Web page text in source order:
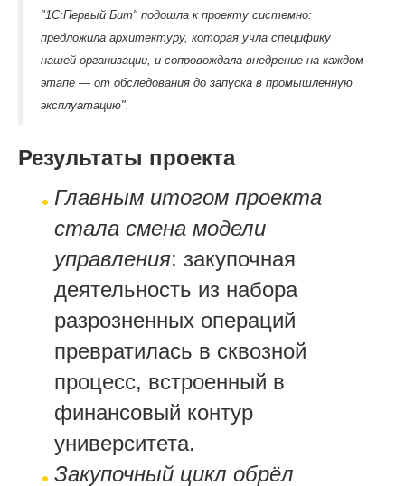
"1С:Первый Бит" подошла к проекту системно:
предложила архитектуру, которая учла специфику
нашей организации, и сопровождала внедрение на каждом
этапе — от обследования до запуска в промышленную
эксплуатацию".
Результаты проекта
Главным итогом проекта
стала смена модели
управления: закупочная
деятельность из набора
разрозненных операций
превратилась в сквозной
процесс, встроенный в
финансовый контур
университета.
Закупочный цикл обрёл